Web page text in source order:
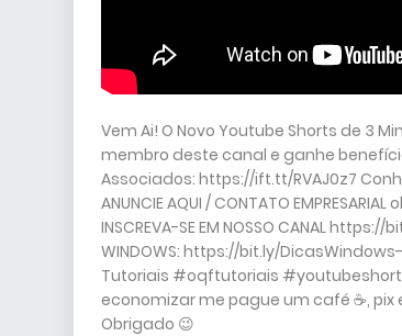
Vem Ai! O Novo Youtube Shorts de 3
membro deste canal e ganhe
Associados: https://ift.tt/RVAJ0z7
ANUNCIE AQUI / CONTATO
INSCREVA-SE EM NOSSO CANAL https://
WINDOWS: https://bit.ly/
Tutoriais #oqftutoriais
economizar me pague um café ☕,
Obrigado 😉